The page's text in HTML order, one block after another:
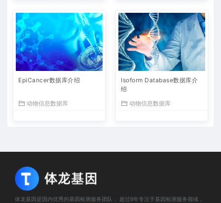
EpiCancer数据库介绍
动物信息数据库
Isoform Database数据库介
绍
动物信息数据库
体龙基因是国内优秀的基因检测服务团队， 超过8年专注于基因检测服务领域，